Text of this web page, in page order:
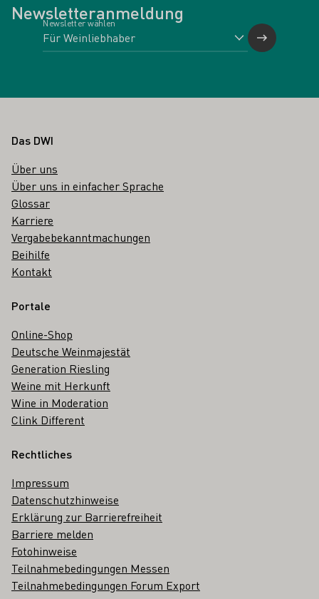
Newsletteranmeldung
Newsletter wählen
Fußbereich
Das DWI
Über uns
Über uns in einfacher Sprache
Glossar
Karriere
Vergabebekanntmachungen
Beihilfe
Kontakt
Portale
Online-Shop
Deutsche Weinmajestät
Generation Riesling
Weine mit Herkunft
Wine in Moderation
Clink Different
Rechtliches
Impressum
Datenschutzhinweise
Erklärung zur Barrierefreiheit
Barriere melden
Fotohinweise
Teilnahmebedingungen Messen
Teilnahmebedingungen Forum Export